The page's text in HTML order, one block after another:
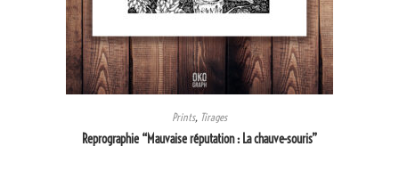
Prints, Tirages
Reprographie “Mauvaise réputation : La chauve-souris”